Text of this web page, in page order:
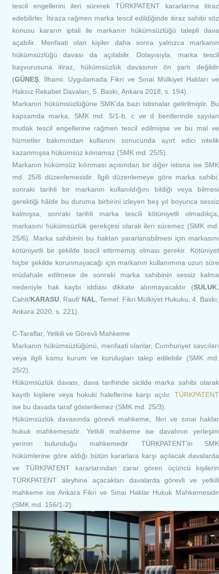
tescil engellerini ileri sürerek TÜRKPATENT kararlarına itiraz
edebilirler. İtiraza rağmen marka tescil edildiğinde itiraz sahibi söz
konusu kararın iptali ile markanın hükümsüzlüğü talepli dava
açabilir. Menfaati olan kişiler daha sonra yalnızca markanın
hükümsüzlüğü davası da açılabilir. Dolayısıyla, marka tescil
başvurusuna itiraz, hükümsüzlük davasının ön şartı değildir
(GÜNEŞ , İlhami: Uygulamada Fikri ve Sınai Mülkiyet Hakları ve
Haksız Rekabet Davaları, 5. Baskı, Ankara 2018, s. 194).
Markanın hükümsüzlüğüne SMK’da bazı istisnalar getirilmiştir. Bu
kapsamda marka, SMK md. 5/1-b, c ve d bentlerinde sayılan
mutlak tescil engellerine rağmen tescil edilmişse ve bu mal ve
hizmetler bakımından kullanım sonucunda ayırt edici nitelik
kazanmışsa hükümsüz kılınamaz (SMK md. 25/5).
Markanın hükümsüz kılınması açısından bir diğer istisna ise SMK
md. 25/6 düzenlemesidir. İlgili düzenlemeye göre marka sahibi,
sonraki tarihli bir markanın kullanıldığını bildiği veya bilmesi
gerektiği hâlde bu duruma birbirini izleyen beş yıl boyunca sessiz
kalmışsa, sonraki tarihli marka tescili kötüniyetli olmadıkça,
markasını hükümsüzlük gerekçesi olarak ileri süremez (SMK md.
25/6). Marka sahibinin bu haktan yararlanabilmesi için markasını
kötüniyetli bir şekilde tescil ettirmemiş olması gerekir. Kötüniyet
hiçbir şekilde korunmayacağı için markanın kullanımına uzun süre
müdahale edilmese de sonraki marka sahibinin sessiz kalma
nedeniyle hak kaybı iddiası dikkate alınmayacaktır (SULUK
Cahit/ KARASU , Rauf/ NAL , Temel: Fikri Mülkiyet Hukuku, 4. Baskı,
Ankara 2020, s. 221).
C-Taraflar, Yetkili ve Görevli Mahkeme
Markanın hükümsüzlüğünü, menfaati olanlar, Cumhuriyet savcıları
veya ilgili kamu kurum ve kuruluşları talep edilebilir (SMK md.
25/2).
Hükümsüzlük davası, dava tarihinde sicilde marka sahibi olarak
kayıtlı kişilere veya hukuki haleflerine karşı açılır. TÜRKPATENT
ise bu davada taraf gösterilemez (SMK md. 25/3).
Hükümsüzlük davasında görevli mahkeme, fikri ve sınai haklar
hukuk mahkemesidir. Yetkili mahkeme ise davalının yerleşim
yerinin bulunduğu mahkemedir. TÜRKPATENT’in SMK
hükümlerine göre aldığı bütün kararlara karşı açılacak davalarda
ve TÜRKPATENT kararlarından zarar gören üçüncü kişilerin
TÜRKPATENT aleyhine açacakları davalarda görevli ve yetkili
mahkeme ise Ankara Fikri ve Sınai Haklar Hukuk Mahkemesidir
(SMK md. 156/1-2).